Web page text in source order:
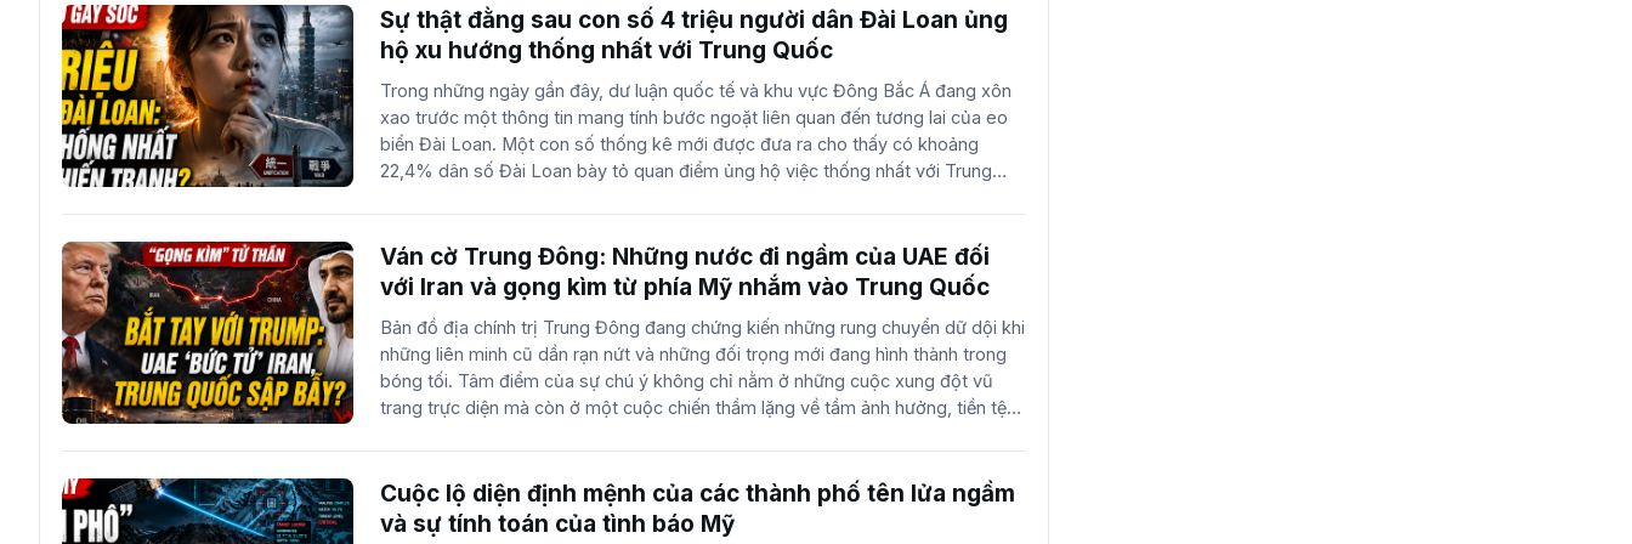
tâm quyền lực trên toàn cầu. Các sắc lệnh này dựa trên các giao thức an ninh
quốc gia nghiêm ngặt nhất, cho phép chính quyền hiện tại nắm giữ những
quyền hạn sâu rộng đối với nền kinh tế và hệ thống tài chính của Hoa Kỳ, một
kịch bản mà nhiều chuyên gia pháp lý cho rằng có thể thay đổi vĩnh viễn vai trò
của Cục Dự trữ Liên bang (Fed). Bối cảnh của quyết định mang tính quyết liệt
này được cho là xuất phát từ những căng thẳng leo thang đỉnh điểm tại Trung
Đông, đặc biệt là các mối đe dọa quân sự từ Iran. Theo các nguồn tin thân cận
Sự thật đằng sau con số 4 triệu người dân Đài Loan ủng
hộ xu hướng thống nhất với Trung Quốc
Trong những ngày gần đây, dư luận quốc tế và khu vực Đông Bắc Á đang xôn
xao trước một thông tin mang tính bước ngoặt liên quan đến tương lai của eo
biển Đài Loan. Một con số thống kê mới được đưa ra cho thấy có khoảng
22,4% dân số Đài Loan bày tỏ quan điểm ủng hộ việc thống nhất với Trung
Đây là một tỷ lệ không hề nhỏ, thậm chí được coi là một cú sốc đối với giới
quan sát chính trị vốn lâu nay vẫn tin rằng đa số người dân Đài Loan muốn duy
trì tình trạng độc lập trên thực tế hoặc giữ nguyên trạng. Tuy nhiên, đằng sau
con số này là một bức tranh đa diện về tâm lý xã hội, những tác động từ cục
diện địa chính trị thế giới và cả những hoài nghi về tính khách quan của các
cuộc khảo sát dư luận. Để hiểu rõ thực chất của vấn đề, cần phải bóc tách từng
lớp nguyên nhân từ kinh tế, văn hóa cho đến những biến động không ngừng
Ván cờ Trung Đông: Những nước đi ngầm của UAE đối
với Iran và gọng kìm từ phía Mỹ nhắm vào Trung Quốc
Bản đồ địa chính trị Trung Đông đang chứng kiến những rung chuyển dữ dội khi
những liên minh cũ dần rạn nứt và những đối trọng mới đang hình thành trong
bóng tối. Tâm điểm của sự chú ý không chỉ nằm ở những cuộc xung đột vũ
trang trực diện mà còn ở một cuộc chiến thầm lặng về tầm ảnh hưởng, tiền tệ
kìm hãm tham vọng của Iran, trong khi cựu Tổng thống Mỹ Donald Trump và
các cộng sự đang tạo ra một kịch bản kinh tế khắc nghiệt khiến Trung Quốc rơi
Cuộc lộ diện định mệnh của các thành phố tên lửa ngầm
và sự tính toán của tình báo Mỹ